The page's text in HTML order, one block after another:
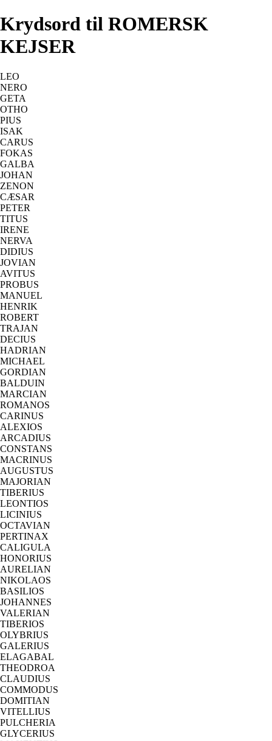
Krydsord til ROMERSK
KEJSER
LEO
NERO
GETA
OTHO
PIUS
ISAK
CARUS
FOKAS
GALBA
JOHAN
ZENON
CÆSAR
PETER
TITUS
IRENE
NERVA
DIDIUS
JOVIAN
AVITUS
PROBUS
MANUEL
HENRIK
ROBERT
TRAJAN
DECIUS
HADRIAN
MICHAEL
GORDIAN
BALDUIN
MARCIAN
ROMANOS
CARINUS
ALEXIOS
ARCADIUS
CONSTANS
MACRINUS
AUGUSTUS
MAJORIAN
TIBERIUS
LEONTIOS
LICINIUS
OCTAVIAN
PERTINAX
CALIGULA
HONORIUS
AURELIAN
NIKOLAOS
BASILIOS
JOHANNES
VALERIAN
TIBERIOS
OLYBRIUS
GALERIUS
ELAGABAL
THEODROA
CLAUDIUS
COMMODUS
DOMITIAN
VITELLIUS
PULCHERIA
GLYCERIUS